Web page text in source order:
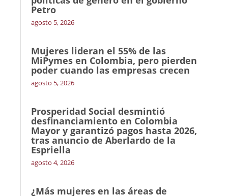
Petro
agosto 5, 2026
Mujeres lideran el 55% de las
MiPymes en Colombia, pero pierden
poder cuando las empresas crecen
agosto 5, 2026
Prosperidad Social desmintió
desfinanciamiento en Colombia
Mayor y garantizó pagos hasta 2026,
tras anuncio de Aberlardo de la
Espriella
agosto 4, 2026
¿Más mujeres en las áreas de